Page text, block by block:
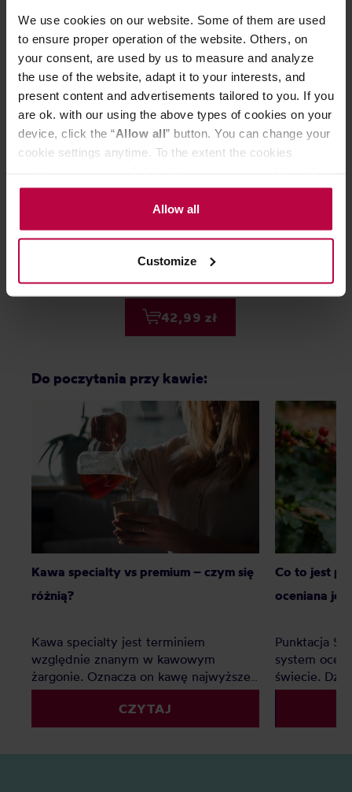
We use cookies on our website. Some of them are used
to ensure proper operation of the website. Others, on
your consent, are used by us to measure and analyze
the use of the website, adapt it to your interests, and
present content and advertisements tailored to you. If you
are ok. with our using the above types of cookies on your
device, click the “Allow all” button. You can change your
cookie settings anytime. To the extent the cookies
the controller’s (namely, ALL GOOD S.A., ul.
Mazowiecka 24I/U9, 78-100 Kołobrzeg) or third parties’
legitimate interests which are to ensure a high quality of
activities of the controller and authorized entities. More
information about cookies and the personal data
processing, including your rights, can be found in the
Allow all
Customize
42,99 zł
Do poczytania przy kawie:
Kawa specialty vs premium – czym się
różnią?
Kawa specialty jest terminiem
względnie znanym w kawowym
żargonie. Oznacza on kawę najwyższej
jakości, jednak co z kawą premium?
Czy to tylko chwyt marketingowy czy
faktyczna ocena jakości? Z tego
CZYTAJ
Co to jest
oceniana
Punktacja
system
świecie.
palarnie i
kryteriów. Z